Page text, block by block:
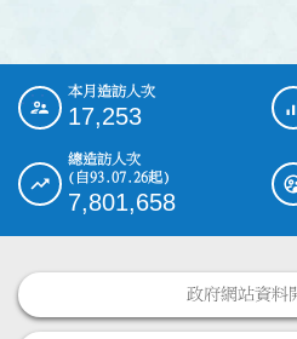
::: 本月造訪人次
17,253
總造訪人次
(自93.07.26起)
7,801,658
政府網站資料